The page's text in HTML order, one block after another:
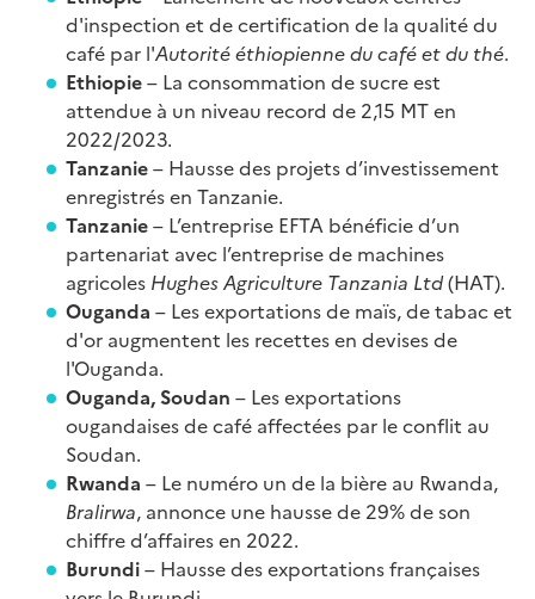
d'inspection et de certification de la qualité du
café par l'Autorité éthiopienne du café et du thé.
Ethiopie– La consommation de sucre est
attendue à un niveau record de 2,15 MT en
2022/2023.
Tanzanie– Hausse des projets d’investissement
enregistrés en Tanzanie.
Tanzanie– L’entreprise EFTA bénéficie d’un
partenariat avec l’entreprise de machines
agricoles Hughes Agriculture Tanzania Ltd(HAT).
Ouganda – Les exportations de maïs, de tabac et
d'or augmentent les recettes en devises de
l'Ouganda.
Ouganda, Soudan – Les exportations
ougandaises de café affectées par le conflit au
Soudan.
Rwanda – Le numéro un de la bière au Rwanda,
Bralirwa, annonce une hausse de 29% de son
chiffre d’affaires en 2022.
Burundi– Hausse des exportations françaises